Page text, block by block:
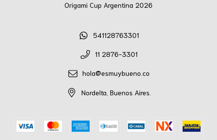
Origami Cup Argentina 2026
541128763301
11 2876-3301
hola@esmuybueno.co
Nordelta, Buenos Aires.